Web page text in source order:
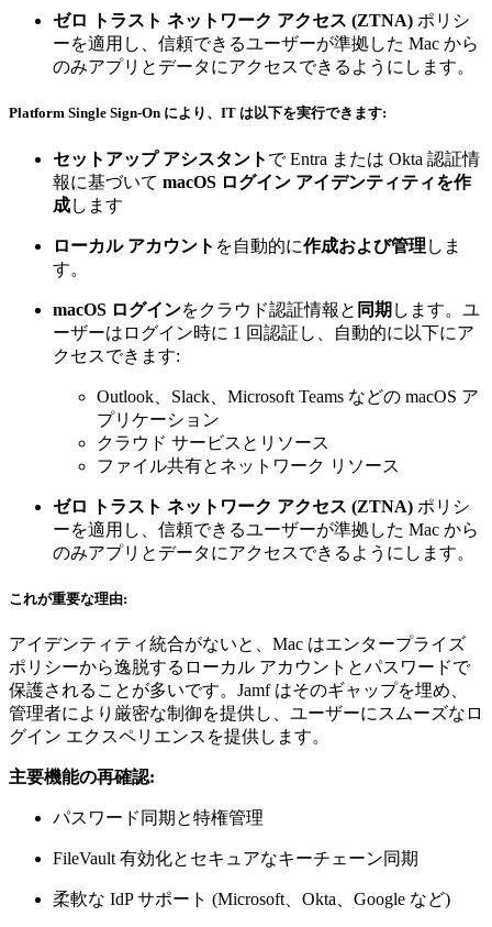
ゼロ トラスト ネットワーク アクセス (ZTNA) ポリシ
ーを適用し、信頼できるユーザーが準拠した Mac から
のみアプリとデータにアクセスできるようにします。
Platform Single Sign-On により、IT は以下を実行できます:
セットアップ アシスタント で Entra または Okta 認証情
報に基づいて macOS ログイン アイデンティティを作
成します
ローカル アカウント を自動的に作成および管理 しま
す。
macOS ログインをクラウド認証情報と 同期 します。ユ
ーザーはログイン時に 1 回認証し、自動的に以下にア
クセスできます:
Outlook、Slack、Microsoft Teams などの macOS ア
プリケーション
クラウド サービスとリソース
ファイル共有とネットワーク リソース
ゼロ トラスト ネットワーク アクセス (ZTNA) ポリシ
ーを適用し、信頼できるユーザーが準拠した Mac から
のみアプリとデータにアクセスできるようにします。
これが重要な理由:
アイデンティティ統合がないと、Mac はエンタープライズ
ポリシーから逸脱するローカル アカウントとパスワードで
保護されることが多いです。Jamf はそのギャップを埋め、
管理者により厳密な制御を提供し、ユーザーにスムーズなロ
グイン エクスペリエンスを提供します。
主要機能の再確認:
パスワード同期と特権管理
FileVault 有効化とセキュアなキーチェーン同期
柔軟な IdP サポート (Microsoft、Okta、Google など)